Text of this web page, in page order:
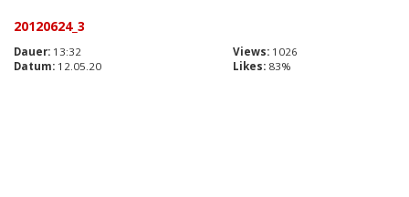
20120624_3
Dauer: 13:32 Views: 1026
Datum: 12.05.20 Likes: 83%